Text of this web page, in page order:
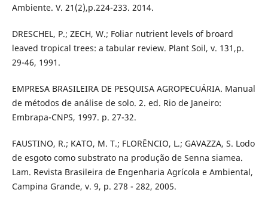
Ambiente. V. 21(2),p.224-233. 2014.
DRESCHEL, P.; ZECH, W.; Foliar nutrient levels of broard
leaved tropical trees: a tabular review. Plant Soil, v. 131,p.
29-46, 1991.
EMPRESA BRASILEIRA DE PESQUISA AGROPECUÁRIA. Manual
de métodos de análise de solo. 2. ed. Rio de Janeiro:
Embrapa-CNPS, 1997. p. 27-32.
FAUSTINO, R.; KATO, M. T.; FLORÊNCIO, L.; GAVAZZA, S. Lodo
de esgoto como substrato na produção de Senna siamea.
Lam. Revista Brasileira de Engenharia Agrícola e Ambiental,
Campina Grande, v. 9, p. 278 - 282, 2005.